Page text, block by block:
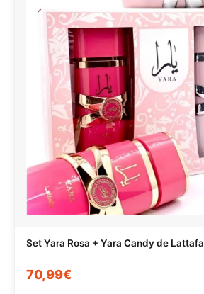
Set Yara Rosa + Yara Candy de Lattafa
70,99€